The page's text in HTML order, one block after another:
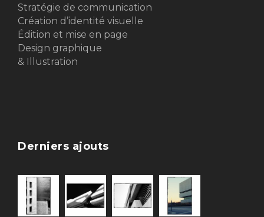
Stratégie de communication
Création d’identité visuelle
Édition et mise en page
Design graphique
& Illustration
Derniers ajouts